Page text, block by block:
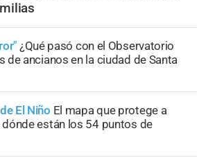
¿Qué pasó con el Observatorio
de ancianos en la ciudad de Santa
El Niño El mapa que protege a
dónde están los 54 puntos de